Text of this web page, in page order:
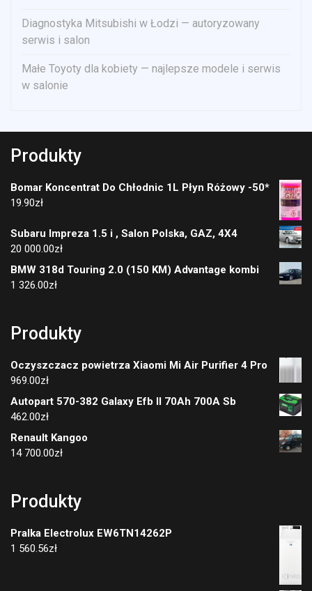
Diagnostyka Mitsubishi w Łodzi — autoryzowany
serwis i salon
Małe Toyoty dla kobiety — najlepsze modele i serwis
w salonie
Produkty
Bomar Koncentrat Do Chłodnic 1L Płyn Różowy -50*
19.90zł
Subaru Impreza 1.5 i , Salon Polska, GAZ, 4X4
20 000.00zł
BMW 318d Touring 2.0 (150 KM) Advantage kombi
1 326.00zł
Produkty
Oczyszczacz powietrza Xiaomi Mi Air Purifier 4 Pro
969.00zł
Autopart 570-382 Galaxy Efb II 70Ah 700A Sb
462.00zł
Renault Kangoo
14 700.00zł
Produkty
Pralka Electrolux EW6TN14262P
1 560.56zł